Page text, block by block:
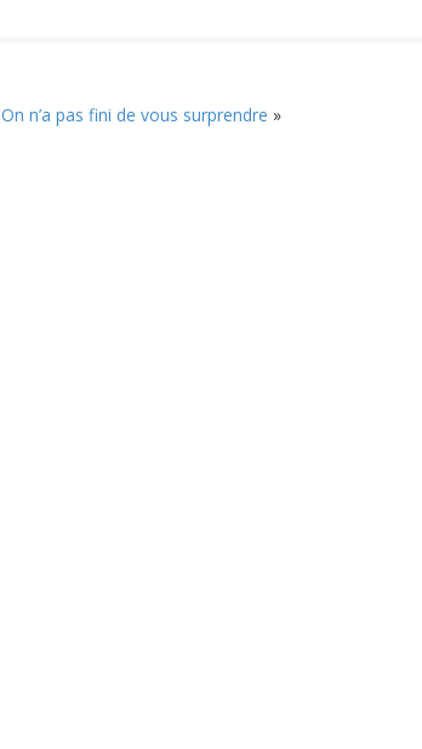
On n’a pas fini de vous surprendre »